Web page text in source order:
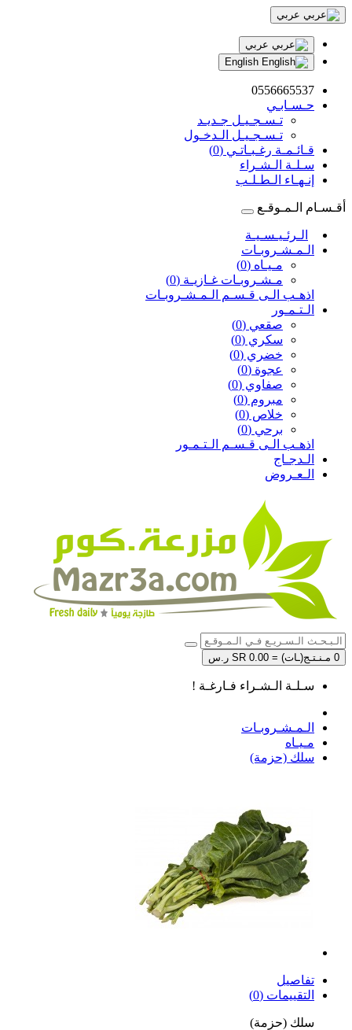
عربي
عربي
0556665537
حـسـابـي
تـسـجـيـل جـديـد
تـسـجـيـل الـدخـول
قـائـمـة رغـبـاتـي (0)
سـلـة الـشـراء
إنـهـاء الـطـلـب
أقـسـام الـمـوقـع
الـرئـيـسـيـة
الـمـشـروبـات
مـيـاه (0)
مـشـروبـات غـازيـة (0)
اذهـب الـى قـسـم الـمـشـروبـات
الـتـمـور
صقعي (0)
سكري (0)
خضري (0)
عجوة (0)
صفاوي (0)
مبروم (0)
خلاص (0)
برحي (0)
اذهـب الـى قـسـم الـتـمـور
الـدجـاج
الـعـروض
0 مـنـتـج(ـات) = SR 0.00 ر.س
سـلـة الـشـراء فـارغـة !
الـمـشـروبـات
مـيـاه
سلك (حزمة)
تفاصيل
التقييمات (0)
سلك (حزمة)